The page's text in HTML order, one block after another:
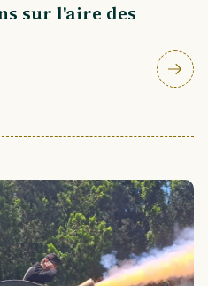
sur l'aire des